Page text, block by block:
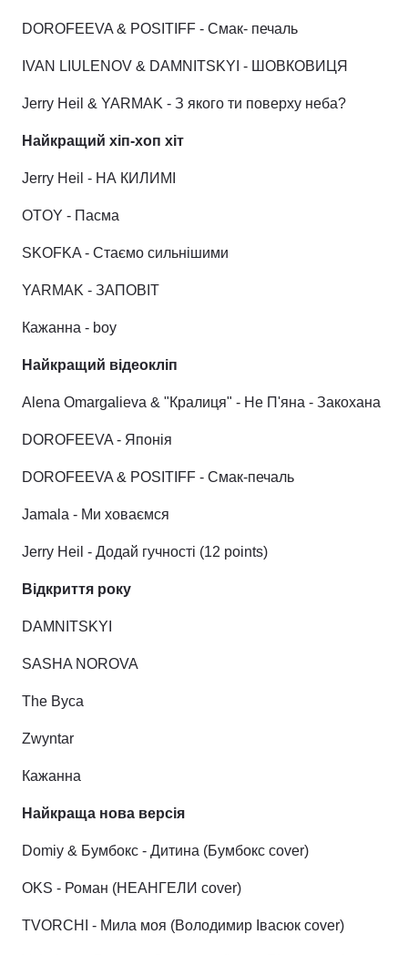
DOROFEEVA & POSITIFF - Смак- печаль
IVAN LIULENOV & DAMNITSKYI - ШОВКОВИЦЯ
Jerry Heil & YARMAK - З якого ти поверху неба?
Найкращий хіп-хоп хіт
Jerry Heil - НА КИЛИМІ
OTOY - Пасма
SKOFKA - Стаємо сильнішими
YARMAK - ЗАПОВІТ
Кажанна - boy
Найкращий відеокліп
Alena Omargalieva & "Кралиця" - Не П'яна - Закохана
DOROFEEVA - Японія
DOROFEEVA & POSITIFF - Смак-печаль
Jamala - Ми ховаємся
Jerry Heil - Додай гучності (12 points)
Відкриття року
DAMNITSKYI
SASHA NOROVA
The Byca
Zwyntar
Кажанна
Найкраща нова версія
Domiy & Бумбокс - Дитина (Бумбокс cover)
OKS - Роман (НЕАНГЕЛИ cover)
TVORCHI - Мила моя (Володимир Івасюк cover)